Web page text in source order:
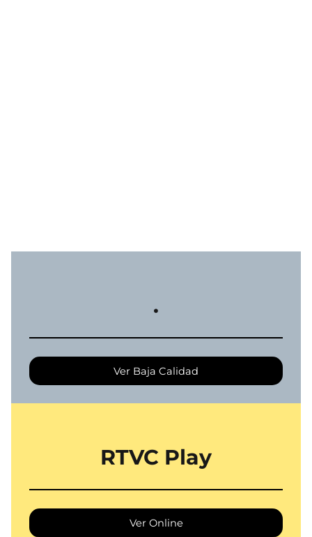
.
Ver Baja Calidad
RTVC Play
Ver Online